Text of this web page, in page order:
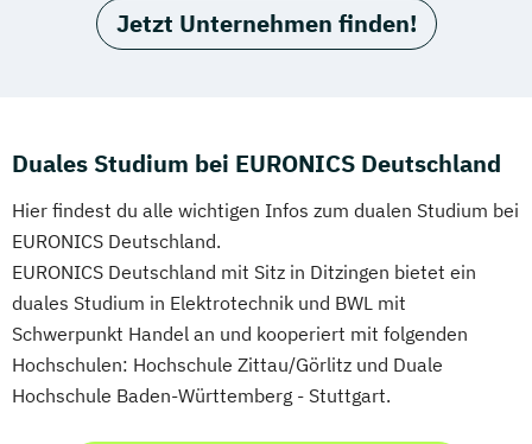
Jetzt Unternehmen finden!
Duales Studium bei EURONICS Deutschland
Hier findest du alle wichtigen Infos zum dualen Studium bei
EURONICS Deutschland.
EURONICS Deutschland mit Sitz in Ditzingen bietet ein
duales Studium in Elektrotechnik und BWL mit
Schwerpunkt Handel an und kooperiert mit folgenden
Hochschulen: Hochschule Zittau/Görlitz und Duale
Hochschule Baden-Württemberg - Stuttgart.